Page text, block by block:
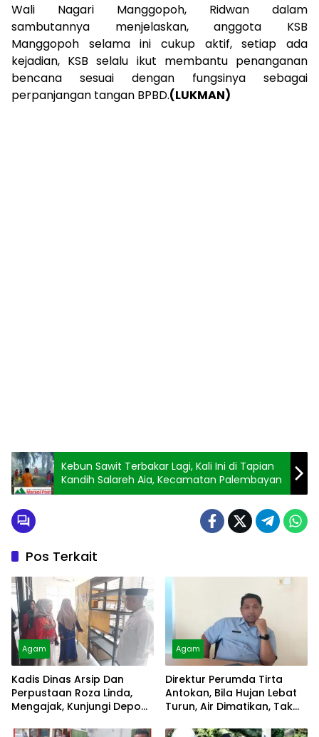
Wali Nagari Manggopoh, Ridwan dalam
sambutannya menjelaskan, anggota KSB
Manggopoh selama ini cukup aktif, setiap ada
kejadian, KSB selalu ikut membantu penanganan
bencana sesuai dengan fungsinya sebagai
perpanjangan tangan BPBD.(LUKMAN)
Kebun Sawit Terbakar Lagi, Kali Ini di Tapian
Kandih Salareh Aia, Kecamatan Palembayan
Pos Terkait
Agam
Kadis Dinas Arsip Dan
Perpustaan Roza Linda,
Mengajak, Kunjungi Depo
Agam
Direktur Perumda Tirta
Antokan, Bila Hujan Lebat
Turun, Air Dimatikan, Tak